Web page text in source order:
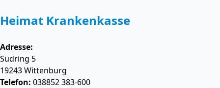
Heimat Krankenkasse
Adresse:
Südring 5
19243Wittenburg
Telefon: 038852 383-600